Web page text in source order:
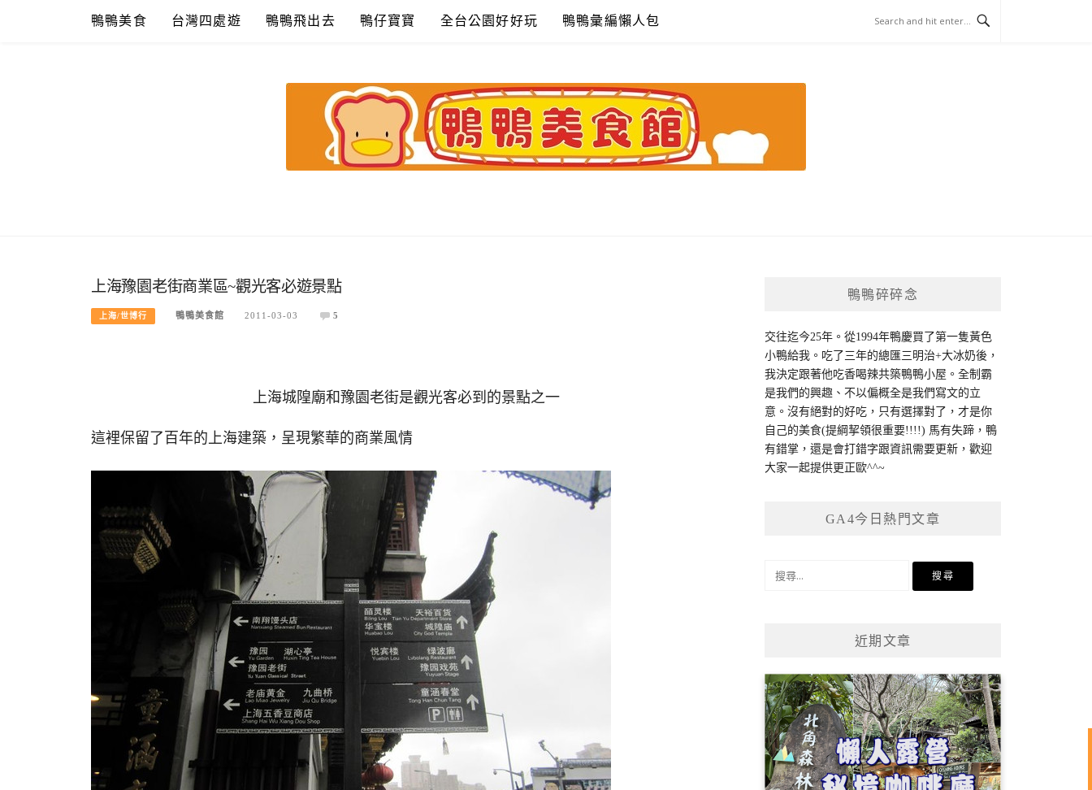
鴨鴨美食 台灣四處遊 鴨鴨飛出去 鴨仔寶寶 全台公園好好玩 鴨鴨彙編懶人包
上海豫園老街商業區~觀光客必遊景點
上海/世博行 鴨鴨美食館 2011-03-03 5
上海城隍廟和豫園老街是觀光客必到的景點之一
這裡保留了百年的上海建築，呈現繁華的商業風情
鴨鴨碎碎念
交往迄今25年。從1994年鴨慶買了第一隻黃色
小鴨給我。吃了三年的總匯三明治+大冰奶後，
我決定跟著他吃香喝辣共築鴨鴨小屋。全制霸
是我們的興趣、不以偏概全是我們寫文的立
意。沒有絕對的好吃，只有選擇對了，才是你
自己的美食(提綱挈領很重要!!!!) 馬有失蹄，鴨
有錯掌，還是會打錯字跟資訊需要更新，歡迎
大家一起提供更正歐^^~
GA4今日熱門文章
近期文章